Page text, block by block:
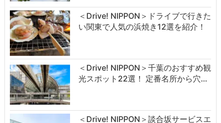
＜Drive! NIPPON＞ドライブで行きた
い関東で人気の浜焼き12選を紹介！
＜Drive! NIPPON＞千葉のおすすめ観
光スポット22選！ 定番名所から穴…
＜Drive! NIPPON＞談合坂サービスエ